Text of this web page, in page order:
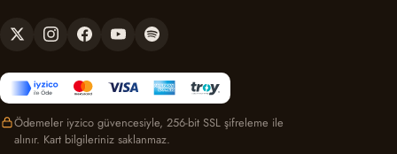
Ödemeler iyzico güvencesiyle, 256-bit SSL şifreleme ile
alınır. Kart bilgileriniz saklanmaz.